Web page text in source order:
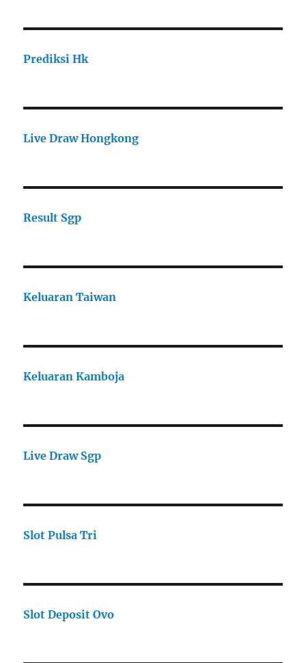
Prediksi Hk
Live Draw Hongkong
Result Sgp
Keluaran Taiwan
Keluaran Kamboja
Live Draw Sgp
Slot Pulsa Tri
Slot Deposit Ovo